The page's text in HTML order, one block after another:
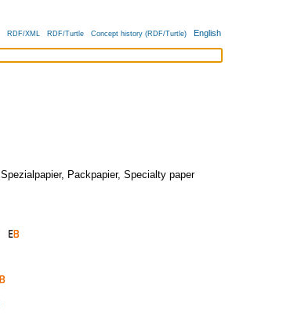
RDF/XML RDF/Turtle Concept history (RDF/Turtle) English
Spezialpapier, Packpapier, Specialty paper